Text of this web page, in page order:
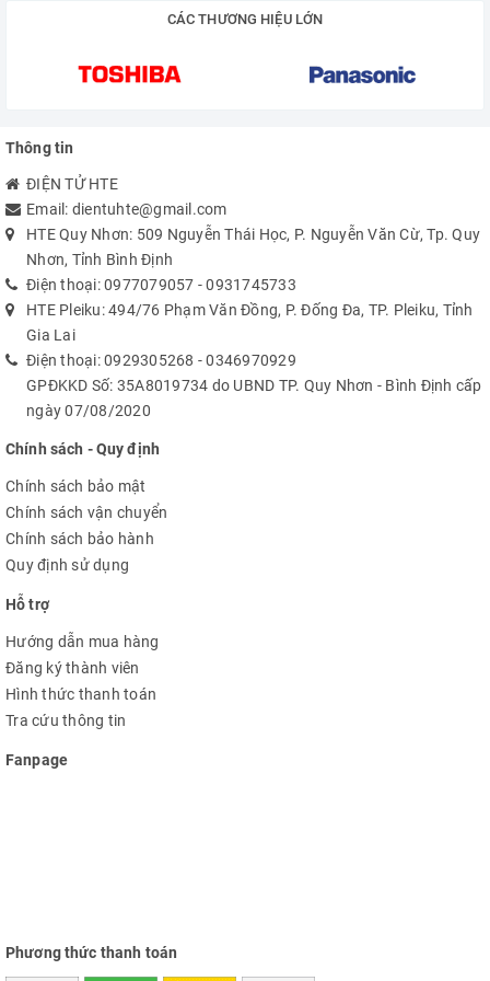
CÁC THƯƠNG HIỆU LỚN
Thông tin
ĐIỆN TỬ HTE
Email: dientuhte@gmail.com
HTE Quy Nhơn: 509 Nguyễn Thái Học, P. Nguyễn Văn Cừ, Tp. Quy
Nhơn, Tỉnh Bình Định
Điện thoại:0977079057 -0931745733
HTE Pleiku: 494/76 Phạm Văn Đồng, P. Đống Đa, TP. Pleiku, Tỉnh
Gia Lai
Điện thoại:0929305268 -0346970929
GPĐKKD Số: 35A8019734 do UBND TP. Quy Nhơn - Bình Định cấp
ngày 07/08/2020
Chính sách - Quy định
Chính sách bảo mật
Chính sách vận chuyển
Chính sách bảo hành
Quy định sử dụng
Hỗ trợ
Hướng dẫn mua hàng
Đăng ký thành viên
Hình thức thanh toán
Tra cứu thông tin
Fanpage
Phương thức thanh toán